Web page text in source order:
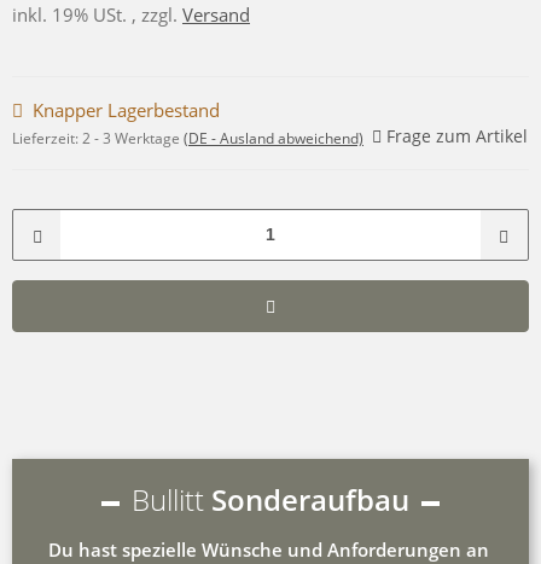
inkl. 19% USt. , zzgl. Versand
Knapper Lagerbestand
Lieferzeit: 2 - 3 Werktage (DE - Ausland abweichend) Frage zum Artikel
Bullitt Sonderaufbau
Du hast spezielle Wünsche und Anforderungen an